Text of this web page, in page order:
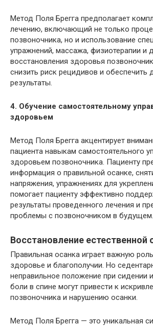
Метод Поля Брегга предполагает
лечению, включающий не только
позвоночника, но и использование
упражнений, массажа, физиотерапии и
восстановления здоровья
снизить риск рецидивов и обеспечить
результаты.
4. Обучение самостоятельному
здоровьем
Метод Поля Брегга акцентирует
пациента навыкам самостоятельного
здоровьем позвоночника. Пациенту
информация о правильной осанке,
напряжения, упражнениях для
помогает пациенту эффективно
результаты проведенного лечения и
проблемы с позвоночником в будущем.
Восстановление естественной
Правильная осанка играет важную
здоровье и благополучии. Но
неправильное положение при сидении
боли в спине могут привести к
позвоночника и нарушению осанки.
Метод Поля Брегга — это уникальная